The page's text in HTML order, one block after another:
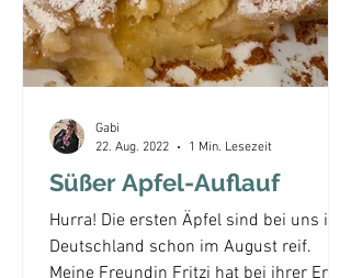
Süßer Apfel-Auflauf
Hurra! Die ersten Äpfel sind bei uns in
Deutschland schon im August reif.
Meine Freundin Fritzi hat bei ihrer Ernte
Gabi
22. Aug. 2022
1 Min. Lesezeit